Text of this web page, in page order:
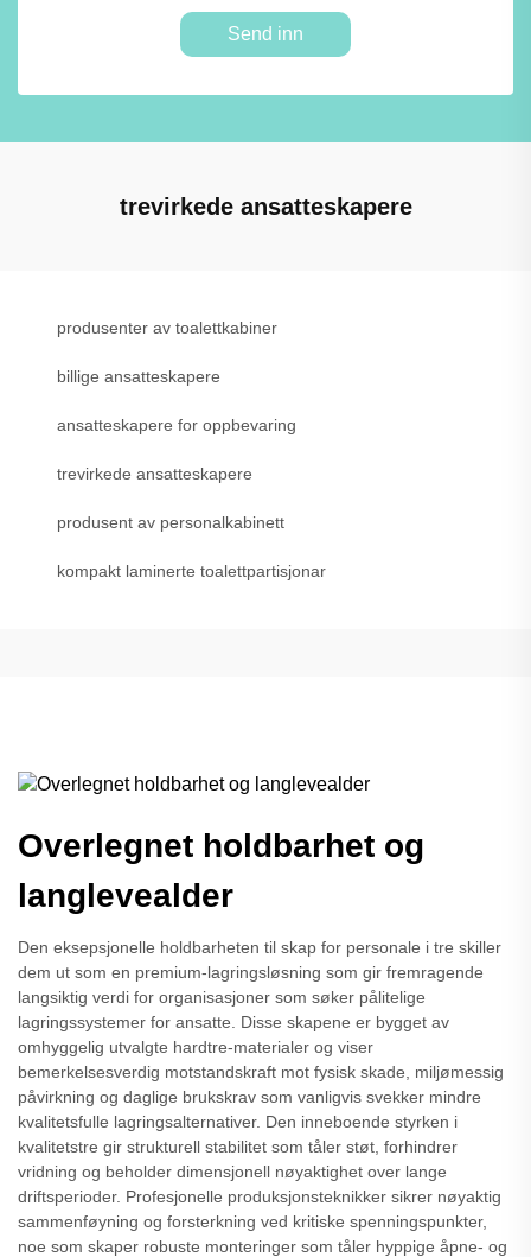
Send inn
trevirkede ansatteskapere
produsenter av toalettkabiner
billige ansatteskapere
ansatteskapere for oppbevaring
trevirkede ansatteskapere
produsent av personalkabinett
kompakt laminerte toalettpartisjonar
Overlegnet holdbarhet og
langlevealder
Den eksepsjonelle holdbarheten til skap for personale i tre skiller
dem ut som en premium-lagringsløsning som gir fremragende
langsiktig verdi for organisasjoner som søker pålitelige
lagringssystemer for ansatte. Disse skapene er bygget av
omhyggelig utvalgte hardtre-materialer og viser
bemerkelsesverdig motstandskraft mot fysisk skade, miljømessig
påvirkning og daglige brukskrav som vanligvis svekker mindre
kvalitetsfulle lagringsalternativer. Den inneboende styrken i
kvalitetstre gir strukturell stabilitet som tåler støt, forhindrer
vridning og beholder dimensjonell nøyaktighet over lange
driftsperioder. Profesjonelle produksjonsteknikker sikrer nøyaktig
sammenføyning og forsterkning ved kritiske spenningspunkter,
noe som skaper robuste monteringer som tåler hyppige åpne- og